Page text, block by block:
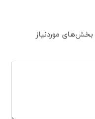
بخش‌های موردنیاز